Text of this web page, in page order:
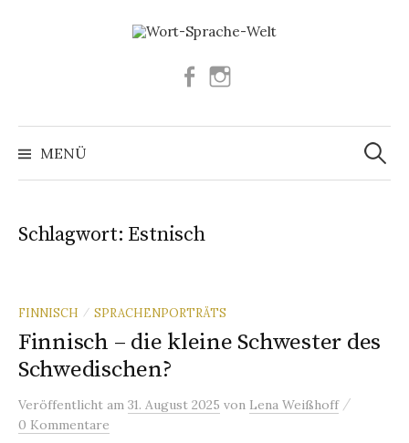
Facebook
MENÜ
Suchen
nach:
Schlagwort: Estnisch
FINNISCH / SPRACHENPORTRÄTS
Finnisch – die kleine Schwester des
Schwedischen?
Veröffentlicht am 31. August 2025 von Lena Weißhoff /
0 Kommentare